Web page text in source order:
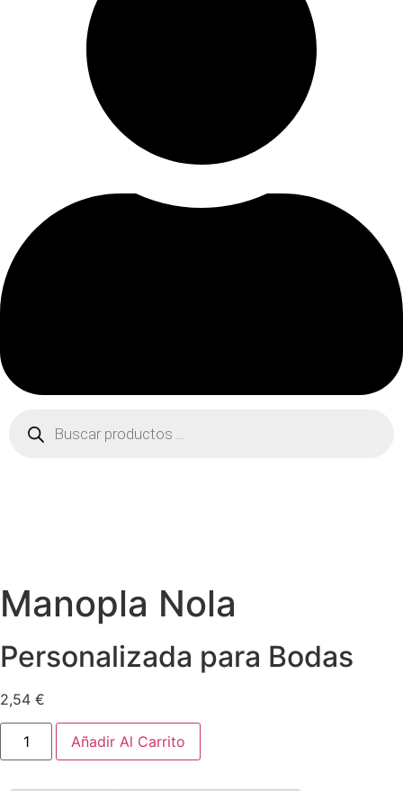
productos
Manopla Nola
Personalizada para Bodas
2,54 €
Manopla
Nola
cantidad
Añadir Al Carrito